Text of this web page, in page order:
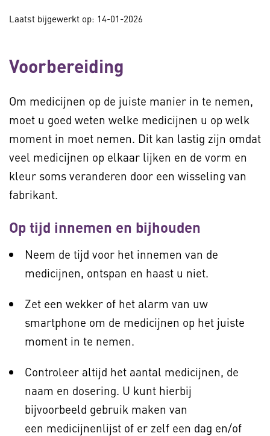
Laatst bijgewerkt op: 14-01-2026
Voorbereiding
Om medicijnen op de juiste manier in te nemen,
moet u goed weten welke medicijnen u op welk
moment in moet nemen. Dit kan lastig zijn omdat
veel medicijnen op elkaar lijken en de vorm en
kleur soms veranderen door een wisseling van
fabrikant.
Op tijd innemen en bijhouden
Neem de tijd voor het innemen van de
medicijnen, ontspan en haast u niet.
Zet een wekker of het alarm van uw
smartphone om de medicijnen op het juiste
moment in te nemen.
Controleer altijd het aantal medicijnen, de
naam en dosering. U kunt hierbij
bijvoorbeeld gebruik maken van
een medicijnenlijst of er zelf een dag en/of